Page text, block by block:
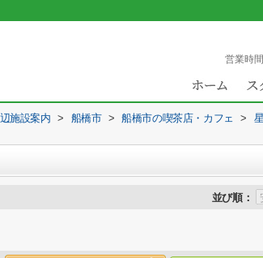
営業時間
施設案内 > 船橋市 > 船橋市の喫茶店・カフェ >
並び順：